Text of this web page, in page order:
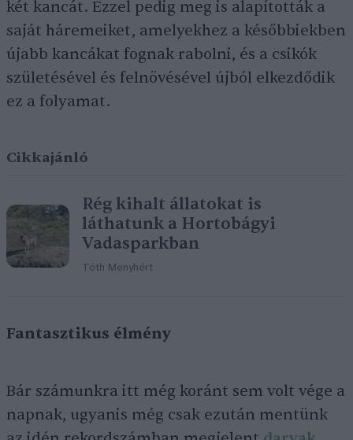
két kancát. Ezzel pedig meg is alapították a
saját háremeiket, amelyekhez a későbbiekben
újabb kancákat fognak rabolni, és a csikók
születésével és felnövésével újból elkezdődik
ez a folyamat.
Cikkajánló
Rég kihalt állatokat is
láthatunk a Hortobágyi
Vadasparkban
Tóth Menyhért
Fantasztikus élmény
Bár számunkra itt még koránt sem volt vége a
napnak, ugyanis még csak ezután mentünk